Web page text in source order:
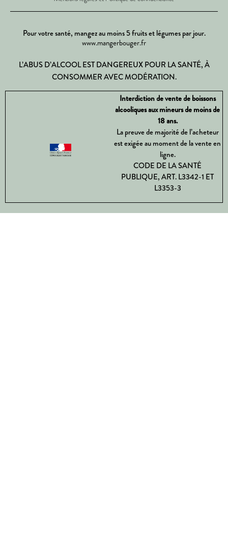
Pour votre santé, mangez au moins 5 fruits et légumes par jour.
www.mangerbouger.fr
L’ABUS D’ALCOOL EST DANGEREUX POUR LA SANTÉ, À
CONSOMMER AVEC MODÉRATION.
Interdiction de vente de boissons
alcooliques aux mineurs de moins de
18 ans.
La preuve de majorité de l’acheteur
est exigée au moment de la vente en
ligne.
CODE DE LA SANTÉ
PUBLIQUE, ART. L3342-1 ET
L3353-3